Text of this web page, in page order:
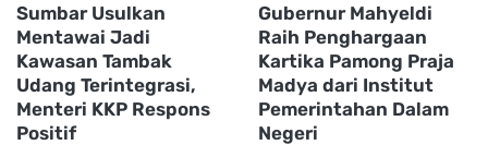
Sumbar Usulkan
Mentawai Jadi
Kawasan Tambak
Udang Terintegrasi,
Menteri KKP Respons
Positif
Gubernur Mahyeldi
Raih Penghargaan
Kartika Pamong Praja
Madya dari Institut
Pemerintahan Dalam
Negeri